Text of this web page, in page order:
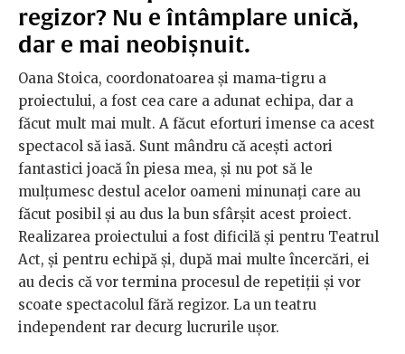
regizor? Nu e întâmplare unică,
dar e mai neobișnuit.
Oana Stoica, coordonatoarea și mama-tigru a
proiectului, a fost cea care a adunat echipa, dar a
făcut mult mai mult. A făcut eforturi imense ca acest
spectacol să iasă. Sunt mândru că acești actori
fantastici joacă în piesa mea, și nu pot să le
mulțumesc destul acelor oameni minunați care au
făcut posibil și au dus la bun sfârșit acest proiect.
Realizarea proiectului a fost dificilă și pentru Teatrul
Act, și pentru echipă și, după mai multe încercări, ei
au decis că vor termina procesul de repetiții și vor
scoate spectacolul fără regizor. La un teatru
independent rar decurg lucrurile ușor.